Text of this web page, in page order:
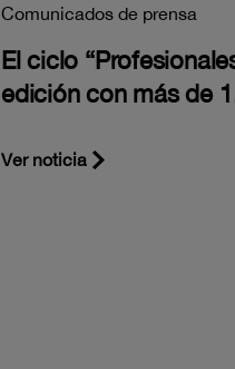
Comunicados de prensa
El ciclo
edición con más de
Ver noticia